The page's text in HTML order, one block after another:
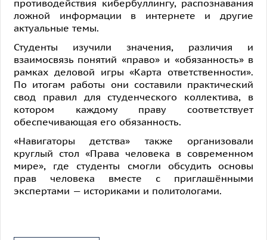
противодействия кибербуллингу, распознавания
ложной информации в интернете и другие
актуальные темы.
Студенты изучили значения, различия и
взаимосвязь понятий «право» и «обязанность» в
рамках деловой игры «Карта ответственности».
По итогам работы они составили практический
свод правил для студенческого коллектива, в
котором каждому праву соответствует
обеспечивающая его обязанность.
«Навигаторы детства» также организовали
круглый стол «Права человека в современном
мире», где студенты смогли обсудить основы
прав человека вместе с приглашёнными
экспертами — историками и политологами.